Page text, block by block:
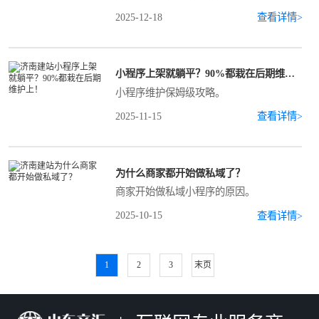
2025-12-18 查看详情>
小程序上架就躺平？90%都栽在后期维护上！
小程序维护保姆级攻略。
2025-11-15 查看详情>
为什么商家都开始做私域了？
商家开始做私域小程序的原因。
2025-10-15 查看详情>
1 2 3 末页